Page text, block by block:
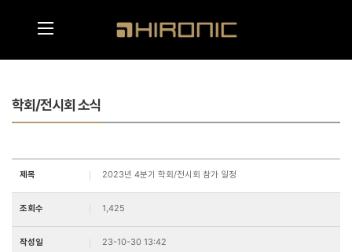
학회/전시회 소식
제목 2023년 4분기 학회/전시회 참가 일정
조회수 1,425
작성일 23-10-30 13:42